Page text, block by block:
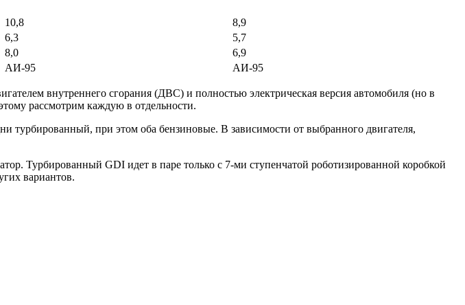
10,8
8,9
6,3
5,7
8,0
6,9
АИ-95 АИ-95
внутреннего сгорания (ДВС) и полностью электрическая версия автомобиля (но в
рассмотрим каждую в отдельности.
турбированный, при этом оба бензиновые. В зависимости от выбранного двигателя,
Турбированный GDI идет в паре только с 7-ми ступенчатой роботизированной коробкой
вариантов.